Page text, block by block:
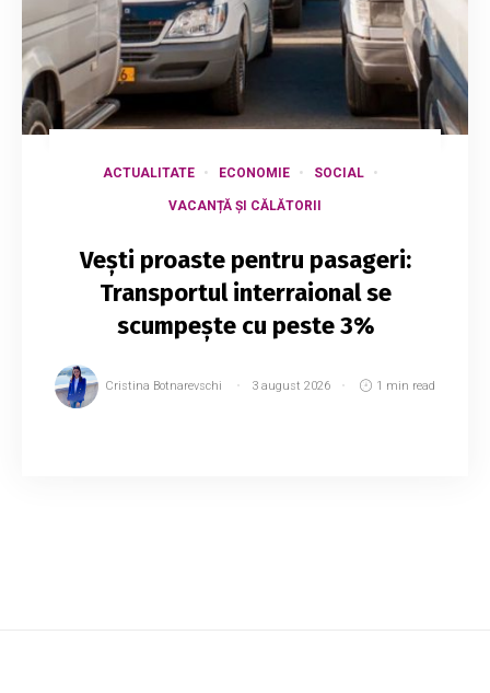
ACTUALITATE ECONOMIE SOCIAL
VACANȚĂ ȘI CĂLĂTORII
Vești proaste pentru pasageri:
Transportul interraional se
scumpește cu peste 3%
Cristina Botnarevschi 3 august 2026 1 min read